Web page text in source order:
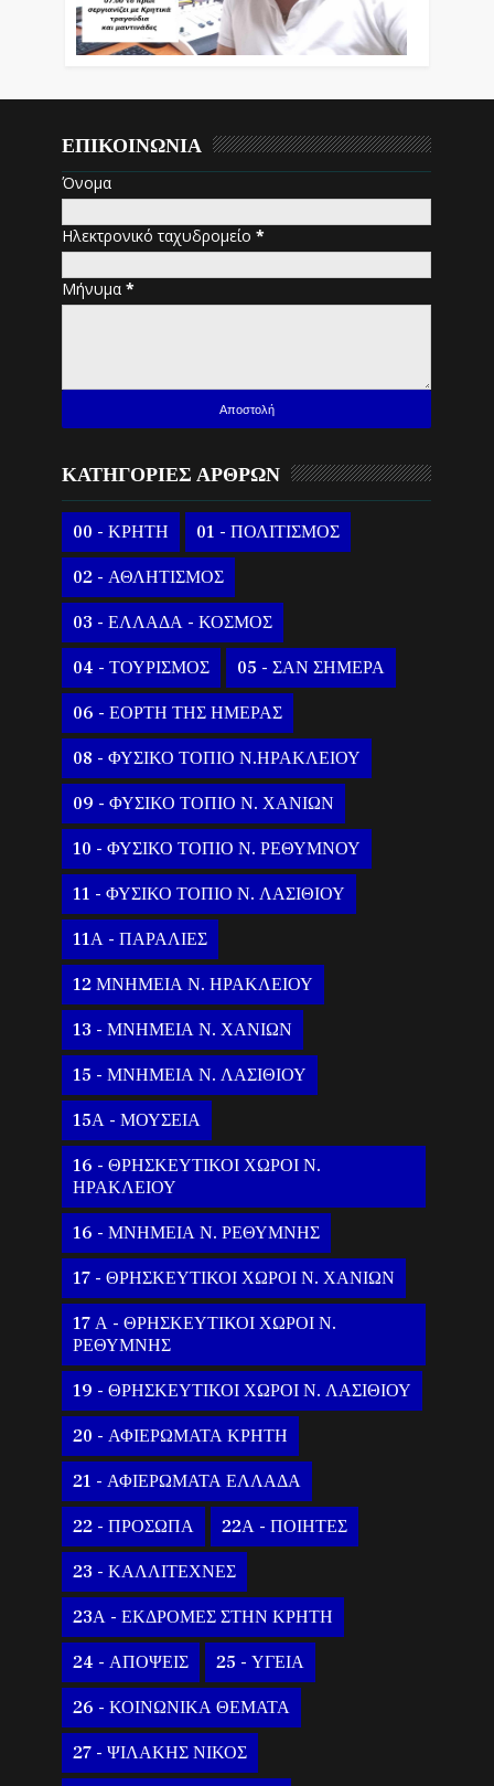
ΕΠΙΚΟΙΝΩΝΙΑ
Όνομα
Ηλεκτρονικό ταχυδρομείο*
Μήνυμα*
ΚΑΤΗΓΟΡΙΕΣ ΑΡΘΡΩΝ
00 - ΚΡΗΤΗ 01 - ΠΟΛΙΤΙΣΜΟΣ
02 - ΑΘΛΗΤΙΣΜΟΣ
03 - ΕΛΛΑΔΑ - ΚΟΣΜΟΣ
04 - ΤΟΥΡΙΣΜΟΣ 05 - ΣΑΝ ΣΗΜΕΡΑ
06 - ΕΟΡΤΗ ΤΗΣ ΗΜΕΡΑΣ
08 - ΦΥΣΙΚΟ ΤΟΠΙΟ Ν.ΗΡΑΚΛΕΙΟΥ
09 - ΦΥΣΙΚΟ ΤΟΠΙΟ Ν. ΧΑΝΙΩΝ
10 - ΦΥΣΙΚΟ ΤΟΠΙΟ Ν. ΡΕΘΥΜΝΟΥ
11 - ΦΥΣΙΚΟ ΤΟΠΙΟ Ν. ΛΑΣΙΘΙΟΥ
11Α - ΠΑΡΑΛΙΕΣ
12 ΜΝΗΜΕΙΑ Ν. ΗΡΑΚΛΕΙΟΥ
13 - ΜΝΗΜΕΙΑ Ν. ΧΑΝΙΩΝ
15 - ΜΝΗΜΕΙΑ Ν. ΛΑΣΙΘΙΟΥ
15Α - ΜΟΥΣΕΙΑ
16 - ΘΡΗΣΚΕΥΤΙΚΟΙ ΧΩΡΟΙ Ν.
ΗΡΑΚΛΕΙΟΥ
16 - ΜΝΗΜΕΙΑ Ν. ΡΕΘΥΜΝΗΣ
17 - ΘΡΗΣΚΕΥΤΙΚΟΙ ΧΩΡΟΙ Ν. ΧΑΝΙΩΝ
17 Α - ΘΡΗΣΚΕΥΤΙΚΟΙ ΧΩΡΟΙ Ν.
ΡΕΘΥΜΝΗΣ
19 - ΘΡΗΣΚΕΥΤΙΚΟΙ ΧΩΡΟΙ Ν. ΛΑΣΙΘΙΟΥ
20 - ΑΦΙΕΡΩΜΑΤΑ ΚΡΗΤΗ
21 - ΑΦΙΕΡΩΜΑΤΑ ΕΛΛΑΔΑ
22 - ΠΡΟΣΩΠΑ 22Α - ΠΟΙΗΤΕΣ
23 - ΚΑΛΛΙΤΕΧΝΕΣ
23Α - ΕΚΔΡΟΜΕΣ ΣΤΗΝ ΚΡΗΤΗ
24 - ΑΠΟΨΕΙΣ 25 - ΥΓΕΙΑ
26 - ΚΟΙΝΩΝΙΚΑ ΘΕΜΑΤΑ
27 - ΨΙΛΑΚΗΣ ΝΙΚΟΣ